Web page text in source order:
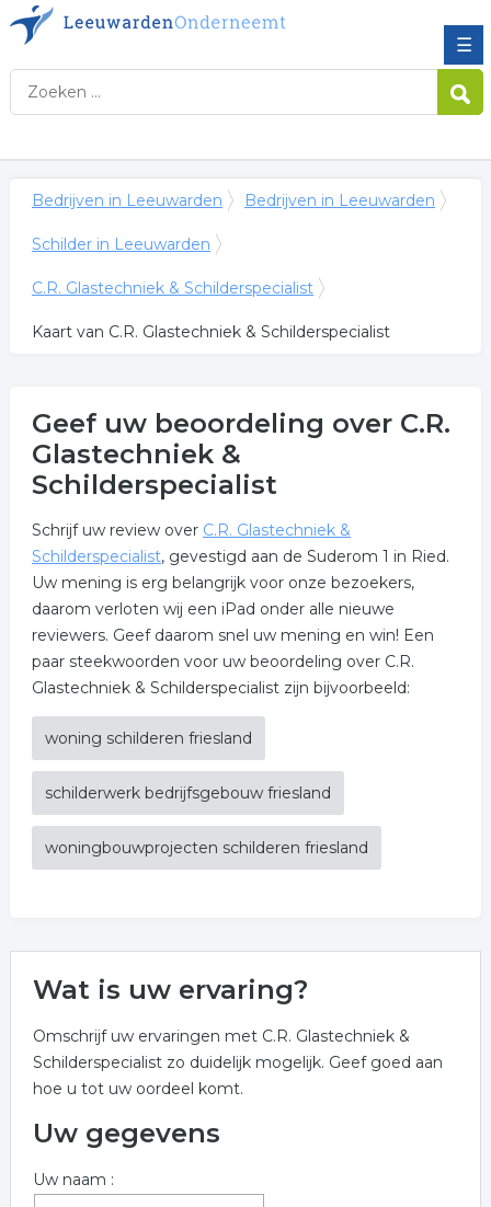
☰
Bedrijven in Leeuwarden Bedrijven in Leeuwarden
Schilder in Leeuwarden
C.R. Glastechniek & Schilderspecialist
Kaart van C.R. Glastechniek & Schilderspecialist
Geef uw beoordeling over C.R.
Glastechniek &
Schilderspecialist
Schrijf uw review over C.R. Glastechniek &
Schilderspecialist, gevestigd aan de Suderom 1 in Ried.
Uw mening is erg belangrijk voor onze bezoekers,
daarom verloten wij een iPad onder alle nieuwe
reviewers. Geef daarom snel uw mening en win! Een
paar steekwoorden voor uw beoordeling over C.R.
Glastechniek & Schilderspecialist zijn bijvoorbeeld:
woning schilderen friesland
schilderwerk bedrijfsgebouw friesland
woningbouwprojecten schilderen friesland
Wat is uw ervaring?
Omschrijf uw ervaringen met C.R. Glastechniek &
Schilderspecialist zo duidelijk mogelijk. Geef goed aan
hoe u tot uw oordeel komt.
Uw gegevens
Uw naam :